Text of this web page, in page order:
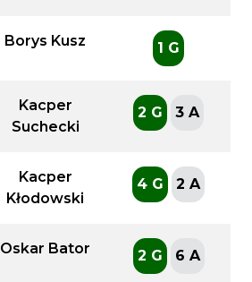
Borys Kusz 1 G
Kacper
Suchecki
2 G 3 A
Kacper
Kłodowski
4 G 2 A
Oskar Bator 2 G 6 A